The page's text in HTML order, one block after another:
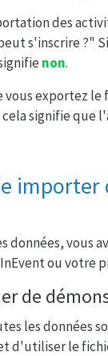
des
s'inscrire ?"
non.
exportez le
signifie que
importer
données, vous
ou votre
de
les données
d'utiliser le